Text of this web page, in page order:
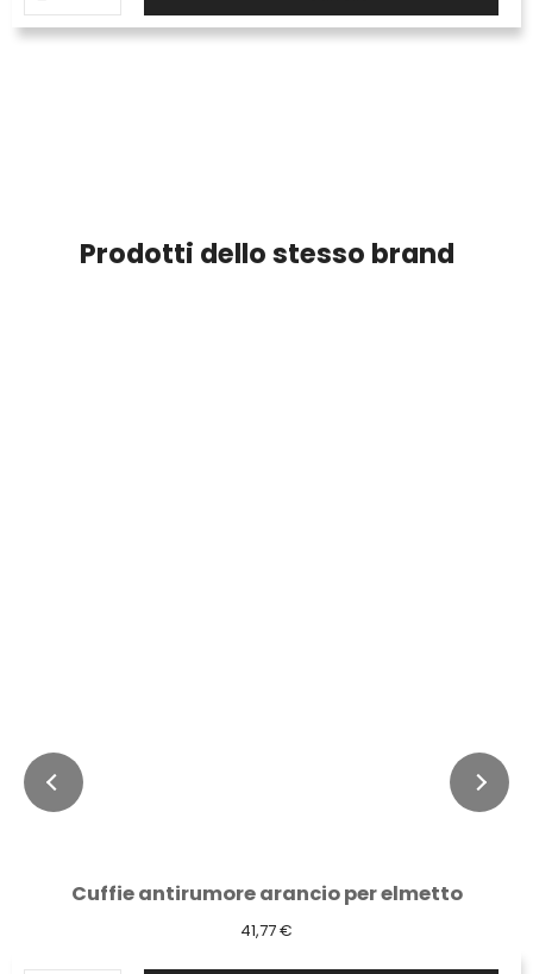
Prodotti dello stesso brand
Cuffie antirumore arancio per elmetto
41,77 €